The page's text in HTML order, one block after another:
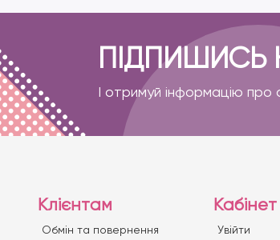
ПІДПИШИСЬ
І отримуй інформацію про
Клієнтам
Обмін та повернення Увійти